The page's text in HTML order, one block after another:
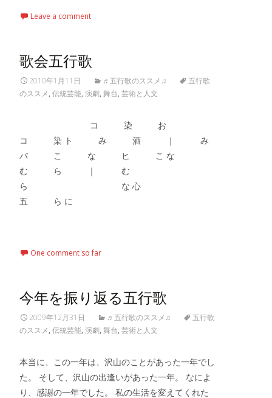
Leave a comment
歌会五行歌
2010年1月11日 ♬五行歌のススメ♫
五行歌
のススメ, 伝統芸能, 演劇, 舞台, 芸術と人文
コ 染 お
コ 染 ト み 酒 ｜ み
バ こ な ヒ こ な
む ら ｜ む
ら な 心
五 ら に
One comment so far
今年を振り返る五行歌
2009年12月31日 ♬五行歌のススメ♫
五行歌
のススメ, 伝統芸能, 演劇, 舞台, 芸術と人文
本当に、この一年は、沢山のことがあった一年でし
た。 そして、沢山の出逢いがあった一年。 なによ
り、感謝の一年でした。 私の生活を変えてくれた